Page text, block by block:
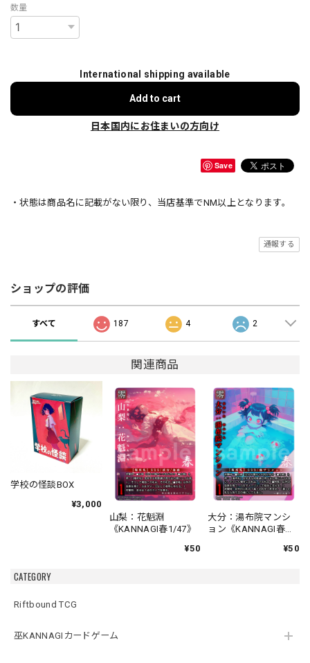
CATEGORY
Riftbound TCG
巫KANNAGIカードゲーム
数量
International shipping available
Add to cart
日本国内にお住まいの方向け
Save
・状態は商品名に記載がない限り、当店基準でNM以上となります。
通報する
ショップの評価
すべて 187 4 2
関連商品
学校の怪談BOX
¥3,000
山梨：花魁淵
《KANNAGI春1/47》
¥50
大分：湯布院マンシ
ョン《KANNAGI春
¥50